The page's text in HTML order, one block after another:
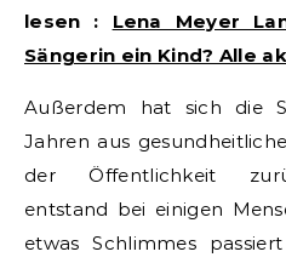
lesen : Lena Meyer
Sängerin ein Kind? Alle
Außerdem hat sich die
Jahren aus
der Öffentlichkeit
entstand bei einigen
etwas Schlimmes